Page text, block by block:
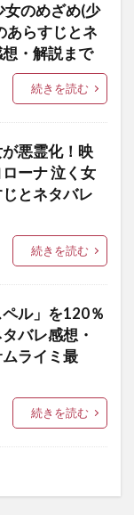
女のめざめ(少
あらすじとネ
・解説まで
続きを読む
悪霊化！映
ーナ 泣く女
とネタバレ
続きを読む
ル」を120％
バレ感想・
ライミ最
続きを読む